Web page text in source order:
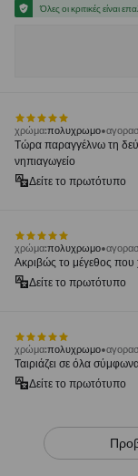
Όλες οι κριτικές είναι
χρώμα:πολυχρωμο
Τώρα παραγγέλνω τη
νηπιαγωγείο
Δείτε το πρωτότυπο
χρώμα:πολυχρωμο
Ακριβώς το μέγεθος που
Δείτε το πρωτότυπο
χρώμα:πολυχρωμο
Ταιριάζει σε όλα
Δείτε το πρωτότυπο